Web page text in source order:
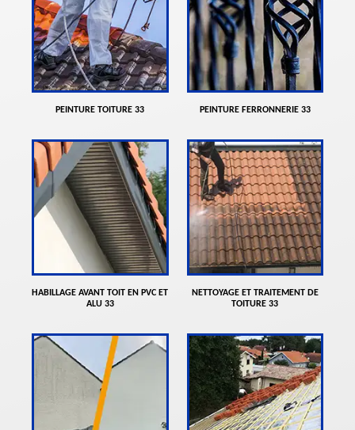
PEINTURE TOITURE 33 PEINTURE FERRONNERIE 33
HABILLAGE AVANT TOIT EN PVC ET
ALU 33
NETTOYAGE ET TRAITEMENT DE
TOITURE 33